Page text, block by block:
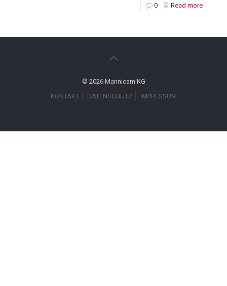
0 Read more
© 2026 Mannicam KG
KONTAKT
DATENSCHUTZ IMPRESSUM